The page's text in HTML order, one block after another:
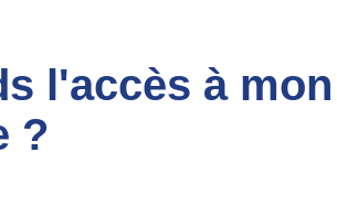
l'accès à mon
?